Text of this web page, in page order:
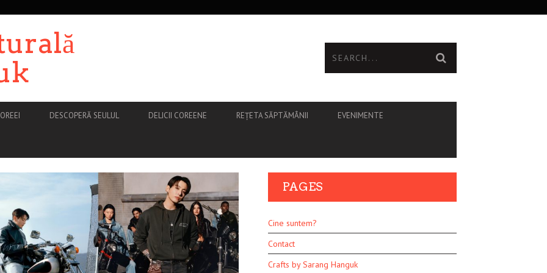
DESCOPERĂ SEULUL DELICII COREENE REȚETA SĂPTĂMÂNII EVENIMENTE
PAGES
Cine suntem?
Contact
Crafts by Sarang Hanguk